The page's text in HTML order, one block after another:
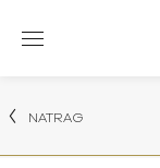
NATRAG